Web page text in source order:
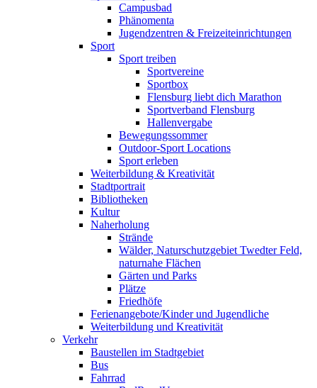
Campusbad
Phänomenta
Jugendzentren & Freizeiteinrichtungen
Sport
Sport treiben
Sportvereine
Sportbox
Flensburg liebt dich Marathon
Sportverband Flensburg
Hallenvergabe
Bewegungssommer
Outdoor-Sport Locations
Sport erleben
Weiterbildung & Kreativität
Stadtportrait
Bibliotheken
Kultur
Naherholung
Strände
Wälder, Naturschutzgebiet Twedter Feld,
naturnahe Flächen
Gärten und Parks
Plätze
Friedhöfe
Ferienangebote/Kinder und Jugendliche
Weiterbildung und Kreativität
Verkehr
Baustellen im Stadtgebiet
Bus
Fahrrad